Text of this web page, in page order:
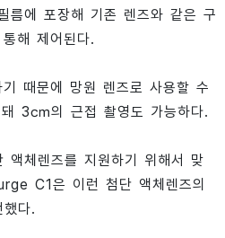
름에 포장해 기존 렌즈와 같은 구
해 제어된다.
때문에 망원 렌즈로 사용할 수
3㎝의 근접 촬영도 가능하다.
액체렌즈를 지원하기 위해서 맞
C1은 이런 첨단 액체렌즈의
다.